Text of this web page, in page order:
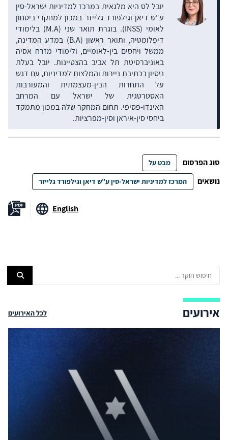
יובל לס היא מלגאית במרכז למדיניות ישראל-סין
ע"ש דיאן וגילפורד גלייזר במכון למחקרי ביטחון
לאומי (INSS). בוגרת תואר שני (M.A) בלימודי
דיפלומטיה, ותואר ראשון (B.A) במדע המדינה,
ממשל ויחסים בין-לאומיים, ולימודי מזרח אסיה
באוניברסיטת תל אביב בהצטיינות. יובל בעלת
ניסיון בכתיבת ניירות והמלצות למדיניות, עם דגש
על התחרות הבין-מעצמתית והמעורבות
האסטרטגית של ישראל עם המרחב
האינדו-פסיפי. תחום המחקר שלה במכון מתמקד
ביחסי סין-איראן וסין-מפרציות.
סוג הפרסום מבט על
נושאים המרכז למדיניות ישראל-סין ע"ש דיאן וגילפורד גלייזר
English
אירועים לכל האירועים